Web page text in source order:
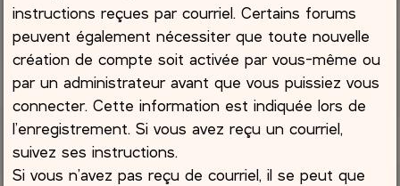
instructions reçues par courriel. Certains forums
peuvent également nécessiter que toute nouvelle
création de compte soit activée par vous-même ou
par un administrateur avant que vous puissiez vous
connecter. Cette information est indiquée lors de
l’enregistrement. Si vous avez reçu un courriel,
suivez ses instructions.
Si vous n’avez pas reçu de courriel, il se peut que